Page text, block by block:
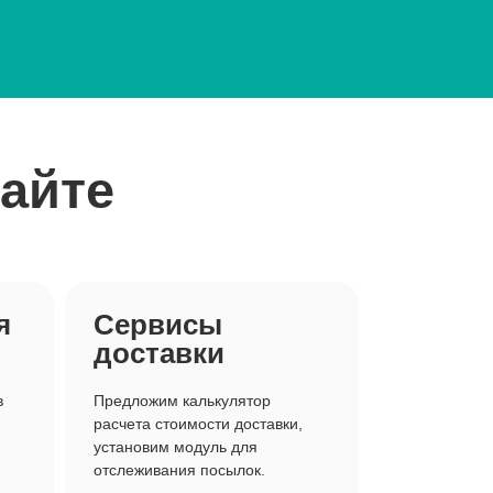
Сервисы
доставки
Предложим калькулятор
расчета стоимости доставки,
установим модуль для
отслеживания посылок.